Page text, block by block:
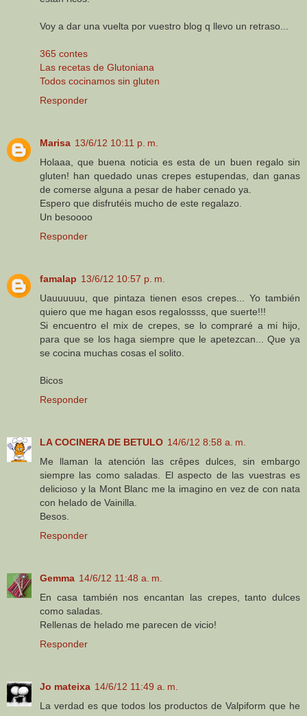
Voy a dar una vuelta por vuestro blog q llevo un retraso...
365 contes
Las recetas de Glutoniana
Todos cocinamos sin gluten
Responder
Marisa 13/6/12 10:11 p. m.
Holaaa, que buena noticia es esta de un buen regalo sin
gluten! han quedado unas crepes estupendas, dan ganas
de comerse alguna a pesar de haber cenado ya.
Espero que disfrutéis mucho de este regalazo.
Un besoooo
Responder
famalap 13/6/12 10:57 p. m.
Uauuuuuu, que pintaza tienen esos crepes... Yo también
quiero que me hagan esos regalossss, que suerte!!!
Si encuentro el mix de crepes, se lo compraré a mi hijo,
para que se los haga siempre que le apetezcan... Que ya
se cocina muchas cosas el solito.
Bicos
Responder
LA COCINERA DE BETULO 14/6/12 8:58 a. m.
Me llaman la atención las crêpes dulces, sin embargo
siempre las como saladas. El aspecto de las vuestras es
delicioso y la Mont Blanc me la imagino en vez de con nata
con helado de Vainilla.
Besos.
Responder
Gemma 14/6/12 11:48 a. m.
En casa también nos encantan las crepes, tanto dulces
como saladas.
Rellenas de helado me parecen de vicio!
Responder
Jo mateixa 14/6/12 11:49 a. m.
La verdad es que todos los productos de Valpiform que he